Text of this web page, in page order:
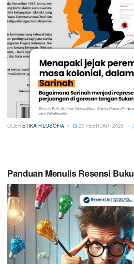
OLEH ETIKA FILOSOFIA 20 FEBRUARI 2026
Panduan Menulis Resensi Buku